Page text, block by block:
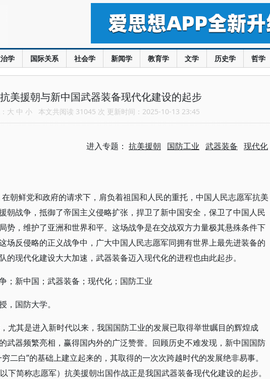
学 国际关系 社会学 新闻学 教育学 文学 历史学 哲学
美援朝与新中国武器装备现代化建设的起步
大 中 小 本文共阅读 31045 次 更新时间：2025-10-13 23:45
进入专题： 抗美援朝 国防工业 武器装备 现代化
朝鲜党和政府的请求下，肩负着祖国和人民的重托，中国人民志愿军抗美
朝战争，抵御了帝国主义侵略扩张，捍卫了新中国安全，保卫了中国人民
势，维护了亚洲和世界和平。这场战争是在交战双方力量极其悬殊条件下
场反侵略的正义战争中，广大中国人民志愿军同拥有世界上最先进装备的
的现代化建设大大加速，武器装备迈入现代化的进程也由此起步。
；新中国；武器装备；现代化；国防工业
，国防大学。
尤其是进入新时代以来，我国国防工业的发展已取得举世瞩目的辉煌成
武器频繁亮相，赢得国内外的广泛赞誉。回顾历史不难发现，新中国国防
二白”的基础上建立起来的，其取得的一次次跨越时代的发展绝非易事。
下简称志愿军）抗美援朝出国作战正是我国武器装备现代化建设的起步。